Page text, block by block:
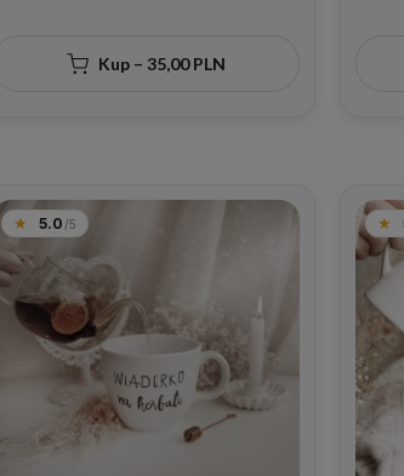
Kup – 35,00 PLN
5.0